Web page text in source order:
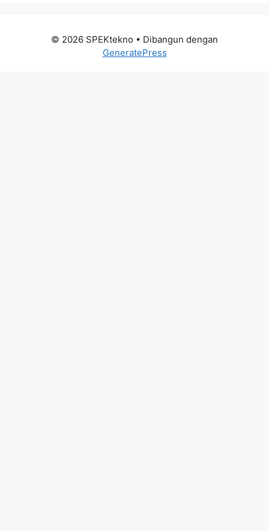
© 2026 SPEKtekno • Dibangun dengan
GeneratePress